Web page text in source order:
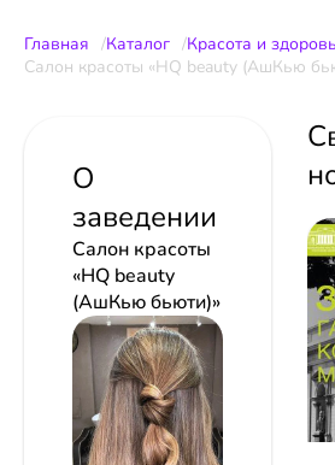
Главная Каталог Красота и
Салон красоты «HQ beauty (АшКью
О
заведении
Салон красоты
«HQ beauty
(АшКью бьюти)»